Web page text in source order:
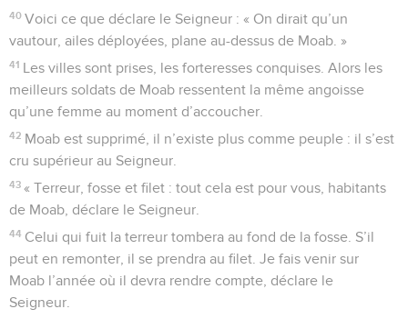
40 Voici ce que déclare le Seigneur : « On dirait qu’un
vautour, ailes déployées, plane au-dessus de Moab. »
41 Les villes sont prises, les forteresses conquises. Alors les
meilleurs soldats de Moab ressentent la même angoisse
qu’une femme au moment d’accoucher.
42 Moab est supprimé, il n’existe plus comme peuple : il s’est
cru supérieur au Seigneur.
43 « Terreur, fosse et filet : tout cela est pour vous, habitants
de Moab, déclare le Seigneur.
44 Celui qui fuit la terreur tombera au fond de la fosse. S’il
peut en remonter, il se prendra au filet. Je fais venir sur
Moab l’année où il devra rendre compte, déclare le
Seigneur.